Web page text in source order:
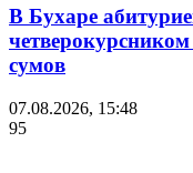
В Бухаре
сумов
07.08.2026, 15:48
95